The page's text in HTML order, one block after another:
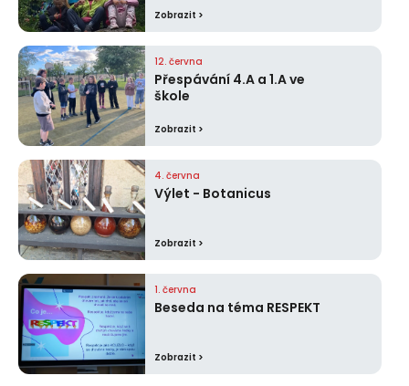
Zobrazit >
12. června
Přespávání 4.A a 1.A ve
škole
Zobrazit >
4. června
Výlet - Botanicus
Zobrazit >
1. června
Beseda na téma RESPEKT
Zobrazit >